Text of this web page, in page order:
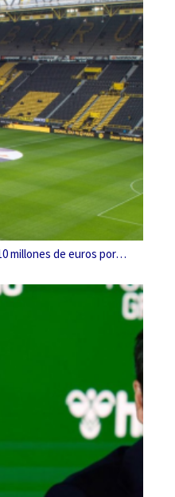
millones de euros por…